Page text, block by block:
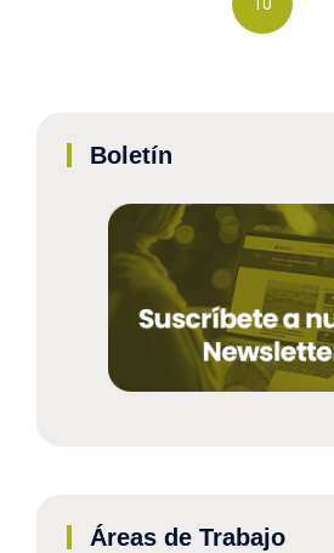
Boletín
Áreas de Trabajo